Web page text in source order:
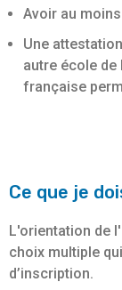
Avoir au
Une
autre école
française
Ce que je
L'orientation de
choix multiple
d’inscription.